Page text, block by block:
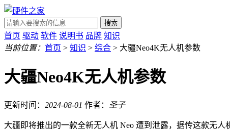
搜索
首页 驱动 软件 说明书 品牌 知识
当前位置： 首页 > 知识 > 综合 > 大疆Neo4K无人机参数
大疆Neo4K无人机参数
更新时间： 2024-08-01 作者： 圣子
大疆即将推出的一款全新无人机 Neo 遭到泄露，据传这款无